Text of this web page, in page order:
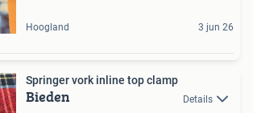
Hoogland 3 jun 26
Springer vork inline top clamp
Bieden Details